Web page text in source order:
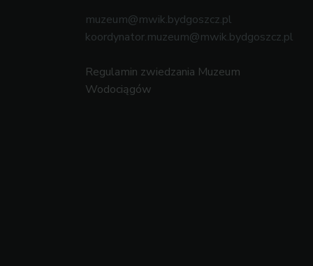
muzeum@mwik.bydgoszcz.pl
koordynator.muzeum@mwik.bydgoszcz.pl
Regulamin zwiedzania Muzeum
Wodociągów